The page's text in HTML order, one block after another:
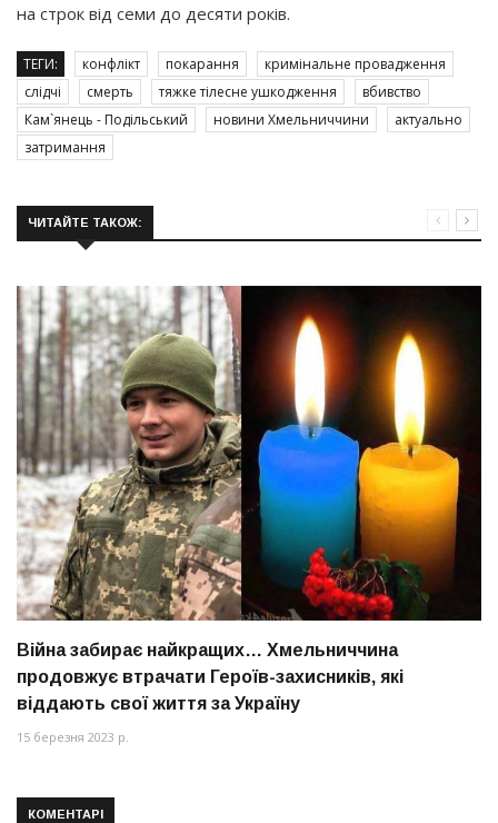
на строк від семи до десяти років.
ТЕГИ: конфлікт покарання
кримінальне провадження
слідчі
смерть тяжке тілесне ушкодження
вбивство
Кам`янець - Подільський
новини Хмельниччини
актуально
затримання
ЧИТАЙТЕ ТАКОЖ:
Війна забирає найкращих… Хмельниччина
продовжує втрачати Героїв-захисників, які
віддають свої життя за Україну
15 березня 2023 р.
КОМЕНТАРІ